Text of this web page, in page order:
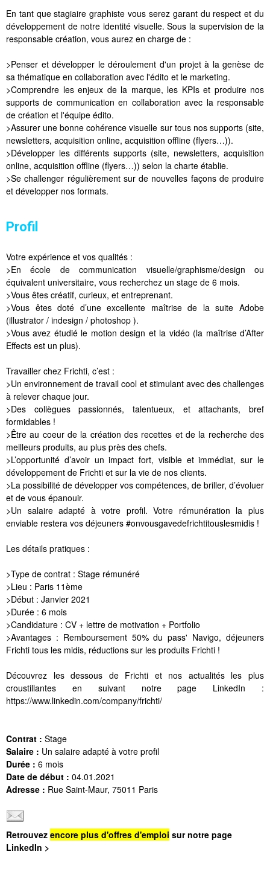
En tant que stagiaire graphiste vous serez garant du respect et du
développement de notre identité visuelle. Sous la supervision de la
responsable création, vous aurez en charge de :
>Penser et développer le déroulement d'un projet à la genèse de
sa thématique en collaboration avec l'édito et le marketing.
>Comprendre les enjeux de la marque, les KPIs et produire nos
supports de communication en collaboration avec la responsable
de création et l'équipe édito.
>Assurer une bonne cohérence visuelle sur tous nos supports (site,
newsletters, acquisition online, acquisition offline (flyers…)).
>Développer les différents supports (site, newsletters, acquisition
online, acquisition offline (flyers…)) selon la charte établie.
>Se challenger régulièrement sur de nouvelles façons de produire
et développer nos formats.
Profil
Votre expérience et vos qualités :
>En école de communication visuelle/graphisme/design ou
équivalent universitaire, vous recherchez un stage de 6 mois.
>Vous êtes créatif, curieux, et entreprenant.
>Vous êtes doté d’une excellente maîtrise de la suite Adobe
(illustrator / indesign / photoshop ).
>Vous avez étudié le motion design et la vidéo (la maîtrise d’After
Effects est un plus).
Travailler chez Frichti, c’est :
>Un environnement de travail cool et stimulant avec des challenges
à relever chaque jour.
>Des collègues passionnés, talentueux, et attachants, bref
formidables !
>Être au coeur de la création des recettes et de la recherche des
meilleurs produits, au plus près des chefs.
>L’opportunité d’avoir un impact fort, visible et immédiat, sur le
développement de Frichti et sur la vie de nos clients.
>La possibilité de développer vos compétences, de briller, d’évoluer
et de vous épanouir.
>Un salaire adapté à votre profil. Votre rémunération la plus
enviable restera vos déjeuners #onvousgavedefrichtitouslesmidis !
Les détails pratiques :
>Type de contrat : Stage rémunéré
>Lieu : Paris 11ème
>Début : Janvier 2021
>Durée : 6 mois
>Candidature : CV + lettre de motivation + Portfolio
>Avantages : Remboursement 50% du pass' Navigo, déjeuners
Frichti tous les midis, réductions sur les produits Frichti !
Découvrez les dessous de Frichti et nos actualités les plus
croustillantes en suivant notre page LinkedIn :
https://www.linkedin.com/company/frichti/
Contrat : Stage
Salaire : Un salaire adapté à votre profil
Durée : 6 mois
Date de début : 04.01.2021
Adresse : Rue Saint-Maur, 75011 Paris
Retrouvez encore plus d'offres d'emploi sur notre page
LinkedIn >